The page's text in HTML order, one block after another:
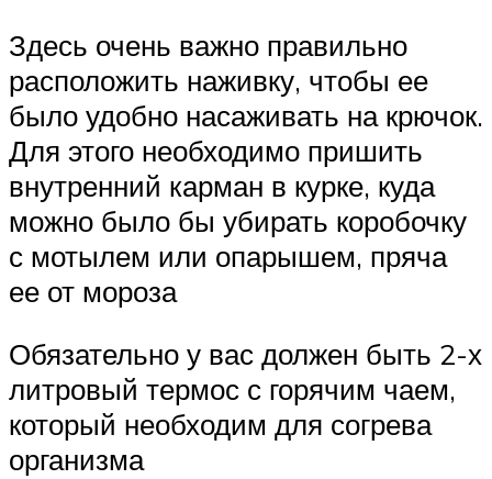
Здесь очень важно правильно
расположить наживку, чтобы ее
было удобно насаживать на крючок.
Для этого необходимо пришить
внутренний карман в курке, куда
можно было бы убирать коробочку
с мотылем или опарышем, пряча
ее от мороза
Обязательно у вас должен быть 2-х
литровый термос с горячим чаем,
который необходим для согрева
организма